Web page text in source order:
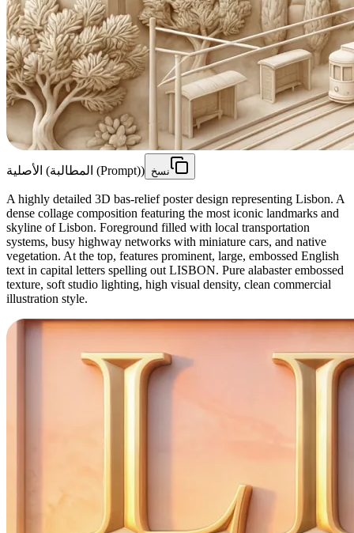
الأصلية (المطالبة (Prompt)) نسخ
A highly detailed 3D bas-relief poster design representing Lisbon. A
dense collage composition featuring the most iconic landmarks and
skyline of Lisbon. Foreground filled with local transportation
systems, busy highway networks with miniature cars, and native
vegetation. At the top, features prominent, large, embossed English
text in capital letters spelling out LISBON. Pure alabaster embossed
texture, soft studio lighting, high visual density, clean commercial
illustration style.